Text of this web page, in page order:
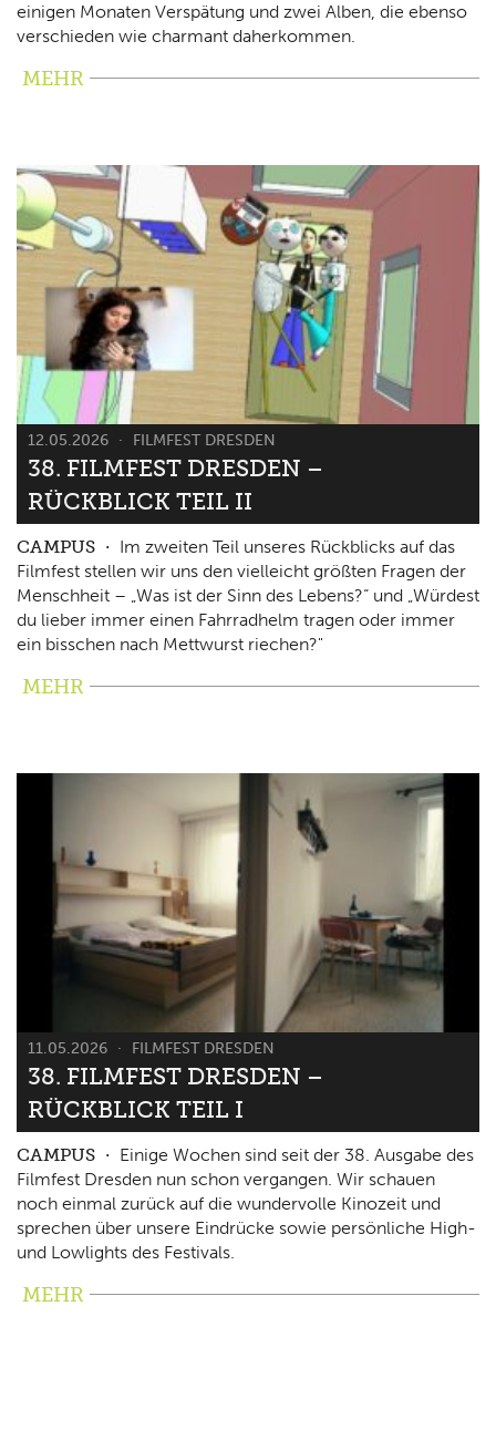
einigen Monaten Verspätung und zwei Alben, die ebenso
verschieden wie charmant daherkommen.
MEHR
12.05.2026 FILMFEST DRESDEN
38. FILMFEST DRESDEN –
RÜCKBLICK TEIL II
CAMPUS
Im zweiten Teil unseres Rückblicks auf das
Filmfest stellen wir uns den vielleicht größten Fragen der
Menschheit – „Was ist der Sinn des Lebens?“ und „Würdest
du lieber immer einen Fahrradhelm tragen oder immer
ein bisschen nach Mettwurst riechen?"
MEHR
11.05.2026 FILMFEST DRESDEN
38. FILMFEST DRESDEN –
RÜCKBLICK TEIL I
CAMPUS
Einige Wochen sind seit der 38. Ausgabe des
Filmfest Dresden nun schon vergangen. Wir schauen
noch einmal zurück auf die wundervolle Kinozeit und
sprechen über unsere Eindrücke sowie persönliche High-
und Lowlights des Festivals.
MEHR